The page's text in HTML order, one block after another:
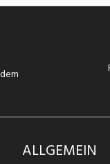
ALLGEMEIN